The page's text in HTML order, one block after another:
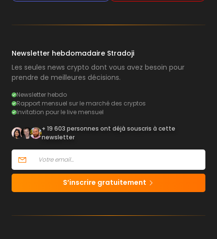
Newsletter hebdomadaire Stradoji
Les seules news crypto dont vous avez besoin pour
prendre de meilleures décisions.
Newsletter hebdo
Rapport mensuel sur le marché des cryptos
Invitation pour le live mensuel
+ 19 603 personnes ont déjà souscris à cette
newsletter
S’inscrire gratuitement